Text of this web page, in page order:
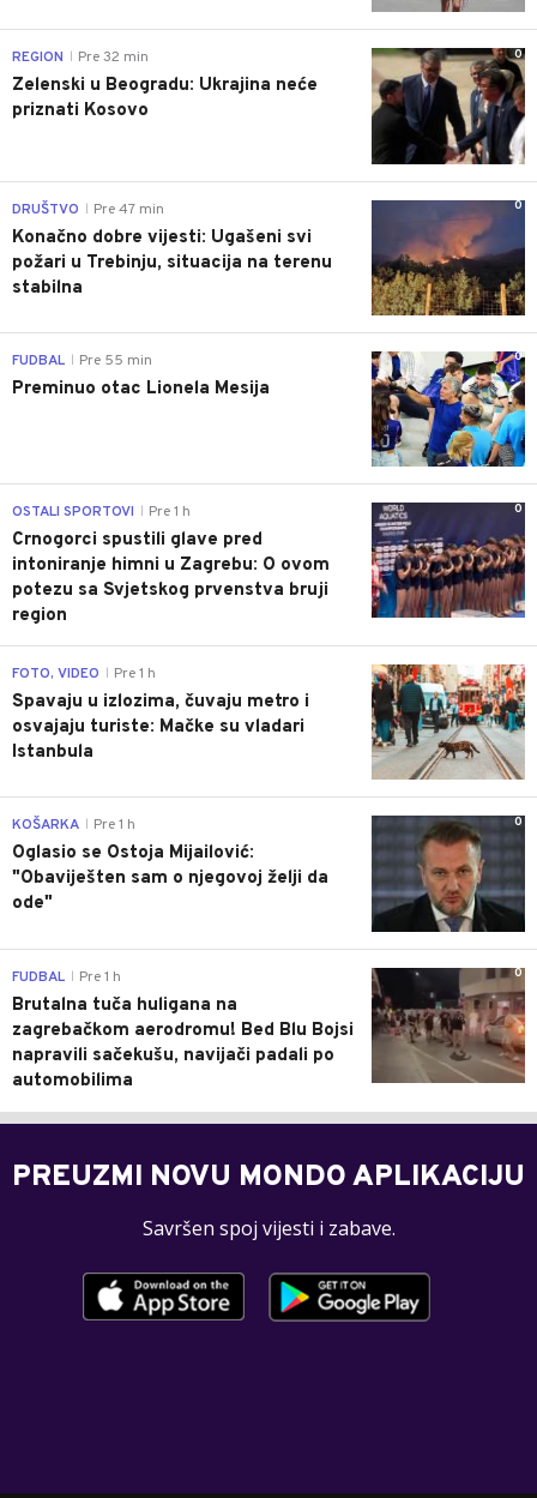
0
REGION Pre 32 min
Zelenski u Beogradu: Ukrajina neće
priznati Kosovo
0
DRUŠTVO Pre 47 min
Konačno dobre vijesti: Ugašeni svi
požari u Trebinju, situacija na terenu
stabilna
0
FUDBAL Pre 55 min
Preminuo otac Lionela Mesija
0
OSTALI SPORTOVI Pre 1 h
Crnogorci spustili glave pred
intoniranje himni u Zagrebu: O ovom
potezu sa Svjetskog prvenstva bruji
region
0
FOTO, VIDEO Pre 1 h
Spavaju u izlozima, čuvaju metro i
osvajaju turiste: Mačke su vladari
Istanbula
0
KOŠARKA Pre 1 h
Oglasio se Ostoja Mijailović:
"Obaviješten sam o njegovoj želji da
ode"
0
FUDBAL Pre 1 h
Brutalna tuča huligana na
zagrebačkom aerodromu! Bed Blu Bojsi
napravili sačekušu, navijači padali po
automobilima
PREUZMI NOVU MONDO APLIKACIJU
Savršen spoj vijesti i zabave.